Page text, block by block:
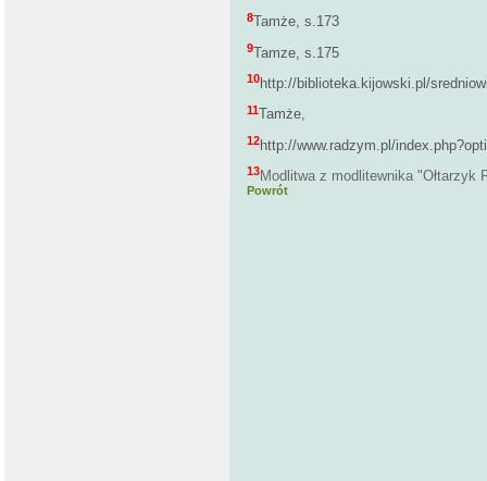
8Tamże, s.173
9Tamze, s.175
10http://biblioteka.kijowski.pl/
11Tamże,
12http://www.radzym.pl/
13Modlitwa z modlitewnika
Powrót